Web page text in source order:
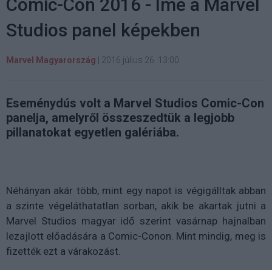
Comic-Con 2016 - Íme a Marvel
Studios panel képekben
Marvel Magyarország 2016 július 26. 13:00
Eseménydús volt a Marvel Studios Comic-Con
panelja, amelyről összeszedtük a legjobb
pillanatokat egyetlen galériába.
Néhányan akár több, mint egy napot is végigálltak abban
a szinte végeláthatatlan sorban, akik be akartak jutni a
Marvel Studios magyar idő szerint vasárnap hajnalban
lezajlott előadására a Comic-Conon. Mint mindig, meg is
fizették ezt a várakozást.